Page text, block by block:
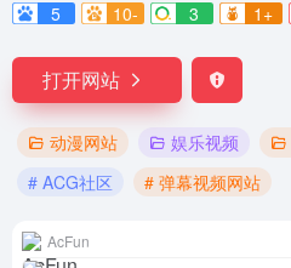
5
10- 3 1+
打开网站
动漫网站 娱乐视频
# ACG社区
# 弹幕视频网站
AcFun